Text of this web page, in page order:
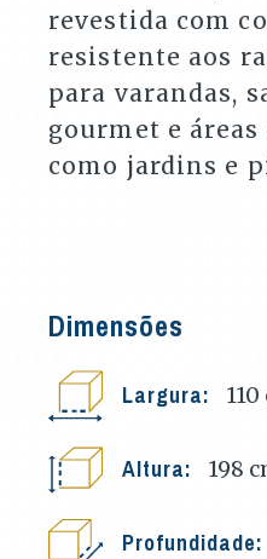
revestida com
resistente aos
para varandas,
gourmet e
como jardins e
Dimensões
Largura: 110
Altura: 198
Profundidade: